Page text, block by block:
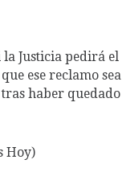
Justicia pedirá
ese reclamo
haber
Hoy)